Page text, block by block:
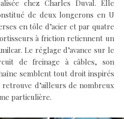
chez Charles Duval. Elle
de deux longerons en U
en tôle d’acier et par quatre
à friction retiennent un
Le réglage d’avance sur le
de freinage à câbles, son
semblent tout droit inspirés
d’ailleurs de nombreux
particulière.